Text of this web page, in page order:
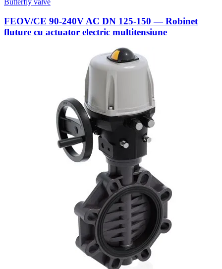
Butterfly valve
FEOV/CE 90-240V AC DN 125-150 — Robinet
fluture cu actuator electric multitensiune